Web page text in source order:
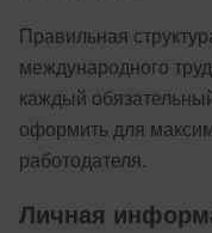
Правильная
международного
каждый
оформить для
работодателя.
Личная